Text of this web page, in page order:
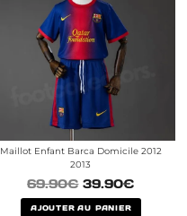
Maillot Enfant Barca Domicile 2012
2013
69.90€ 39.90€
AJOUTER AU PANIER